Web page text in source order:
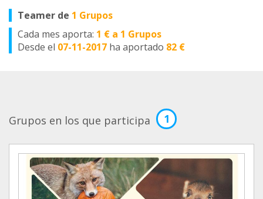
Teamer de 1 Grupos
Cada mes aporta: 1 € a 1 Grupos
Desde el 07-11-2017 ha aportado 82 €
Grupos en los que participa 1